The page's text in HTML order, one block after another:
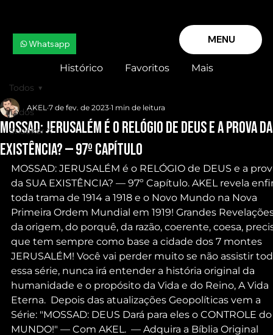
MENU
Whatsapp
Histórico Favoritos Mais
Todos
Snooker X
Todos
MOSSAD: JERUSALÉM é o RELÓGIO de DEUS e a prova
EXISTÊNCIA? — 97º Capítulo
AKEL 7 de fev. de 2023 1 min de leitura
MOSSAD: JERUSALÉM é o RELÓGIO de DEUS e a
da SUA EXISTÊNCIA? — 97º Capítulo. AKEL revela
toda trama de 1914 a 1918 e o Novo Mundo na Nova
Primeira Ordem Mundial em 1919! Grandes
da origem, do porquê, da razão, coerente, coesa,
que tem sempre como base a cidade dos 7 montes
JERUSALÉM! Você vai perder muito se não assistir
essa série, nunca irá entender a história original da
humanidade e o propósito da Vida e do Reino, A Vida
Eterna.  Depois das atualizações Geopolíticas vem a
Série: "MOSSAD: DEUS Dará para eles o CONTROLE
MUNDO!" — Com AKEL.  — Adquira a Bíblia Original